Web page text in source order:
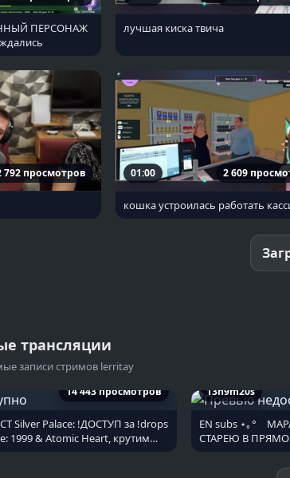
ПЕРСОНАЖ
лучшая киска твича
792 просмотров 01:00 2 609
кошка устроилась работать
трансляции
записи стримов lerritay
14 443 просмотров
Silver Palace: !ДОСТУП за !drops
1999 & Atomic Heart, крутим
13h9m20s
EN subs ⋆｡°
СТАРЕЮ В